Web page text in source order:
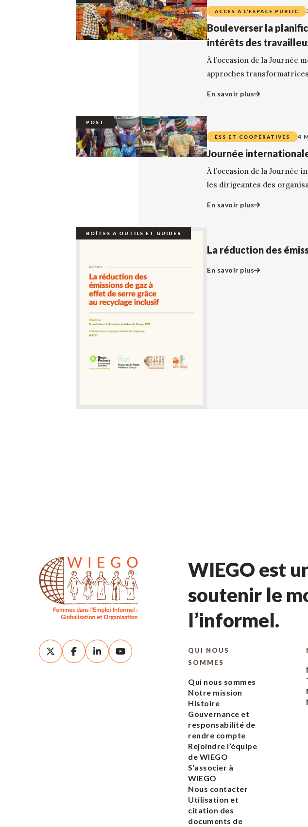
ACCÈS À L’ESPACE PUBLIC
Bouleverser la
intérêts des
À l’occasion de la Journée
approches transformatrices
En savoir plus
POST
ESS ET COOPÉRATIVES 4
Journée
À l’occasion de la Journée
les dirigeantes des
En savoir plus
BOÎTES À OUTILS ET GUIDES
La réduction des
En savoir plus
WIEGO est
soutenir le
l’informel.
QUI NOUS
SOMMES
Qui nous sommes
Notre mission
Histoire
Gouvernance et
responsabilité de
rendre compte
Rejoindre l’équipe
de WIEGO
S’associer à
WIEGO
Nous contacter
Utilisation et
citation des
documents de